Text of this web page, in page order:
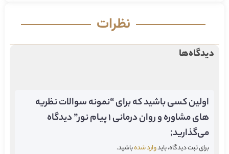
نظرات
دیدگاه‌ها
اولین کسی باشید که برای “نمونه سوالات نظریه
های مشاوره و روان درمانی 1 پیام نور” دیدگاه
می‌گذارید;
برای ثبت دیدگاه، بایدوارد شدهباشید.